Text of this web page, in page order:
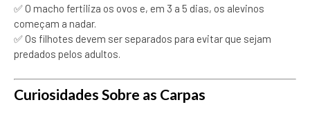
✅ O macho fertiliza os ovos e, em 3 a 5 dias, os alevinos
começam a nadar.
✅ Os filhotes devem ser separados para evitar que sejam
predados pelos adultos.
Curiosidades Sobre as Carpas